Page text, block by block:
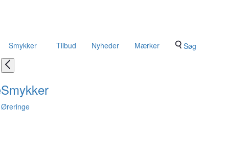
Smykker
Smykker
Øreringe
Tilbud Nyheder Mærker Søg